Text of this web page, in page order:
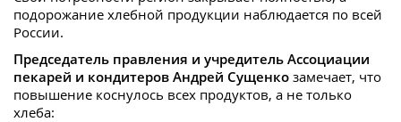
подорожание хлебной продукции наблюдается по всей
России.
Председатель правления и учредитель Ассоциации
пекарей и кондитеров Андрей Сущенко замечает, что
повышение коснулось всех продуктов, а не только
хлеба: